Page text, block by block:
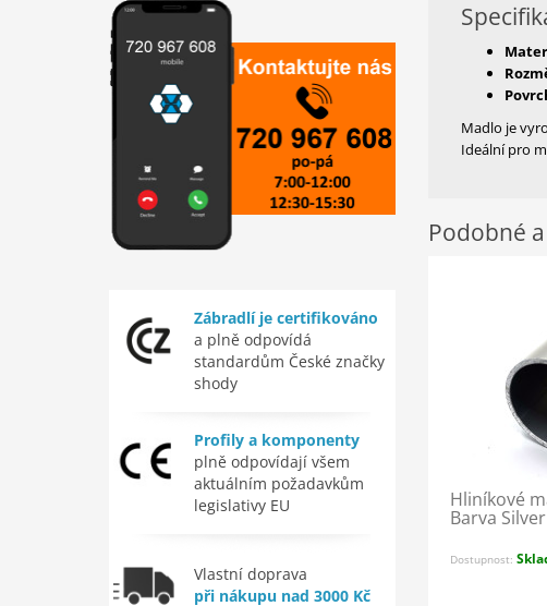
Zábradlí je certifikováno
a plně odpovídá
standardům České značky
shody
Profily a komponenty
plně odpovídají všem
aktuálním požadavkům
legislativy EU
Vlastní doprava
při nákupu nad 3000 Kč
Madlo je
Ideální pro
Podobné
Hliníkové
Barva Silver
Dostupnost: